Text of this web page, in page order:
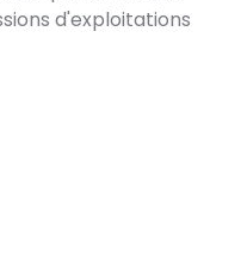
d'exploitations